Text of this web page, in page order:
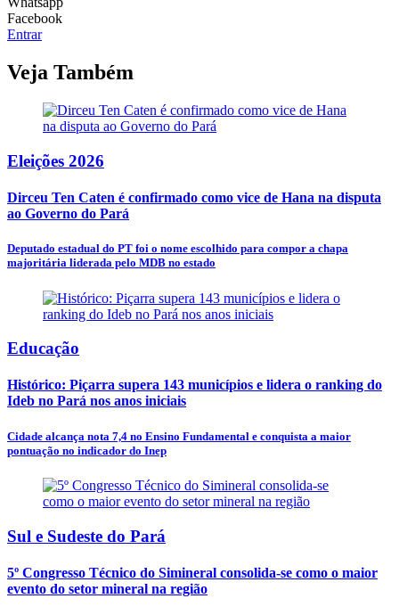
Facebook
Entrar
Veja Também
Eleições 2026
Dirceu Ten Caten é confirmado como vice de Hana na disputa
ao Governo do Pará
Deputado estadual do PT foi o nome escolhido para compor a chapa
majoritária liderada pelo MDB no estado
Educação
Histórico: Piçarra supera 143 municípios e lidera o ranking do
Ideb no Pará nos anos iniciais
Cidade alcança nota 7,4 no Ensino Fundamental e conquista a maior
pontuação no indicador do Inep
Sul e Sudeste do Pará
5º Congresso Técnico do Simineral consolida-se como o maior
evento do setor mineral na região